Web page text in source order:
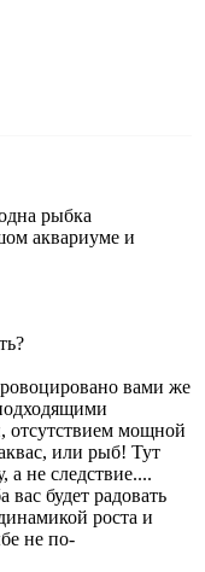
рыбка
аквариуме и
вами же
отсутствием мощной
или рыб! Тут
а не следствие....
будет радовать
роста и
не по-